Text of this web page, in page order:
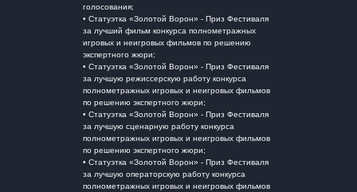
голосования;
• Статуэтка «Золотой Ворон» - Приз Фестиваля
за лучший фильм конкурса полнометражных
игровых и неигровых фильмов по решению
экспертного жюри;
• Статуэтка «Золотой Ворон» - Приз Фестиваля
за лучшую режиссерскую работу конкурса
полнометражных игровых и неигровых фильмов
по решению экспертного жюри;
• Статуэтка «Золотой Ворон» - Приз Фестиваля
за лучшую сценарную работу конкурса
полнометражных игровых и неигровых фильмов
по решению экспертного жюри;
• Статуэтка «Золотой Ворон» - Приз Фестиваля
за лучшую операторскую работу конкурса
полнометражных игровых и неигровых фильмов